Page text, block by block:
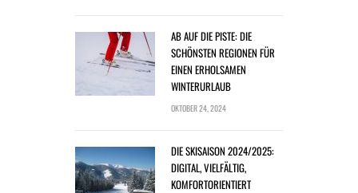
AB AUF DIE PISTE: DIE
SCHÖNSTEN REGIONEN FÜR
EINEN ERHOLSAMEN
WINTERURLAUB
OKTOBER 24, 2024
DIE SKISAISON 2024/2025:
DIGITAL, VIELFÄLTIG,
KOMFORTORIENTIERT